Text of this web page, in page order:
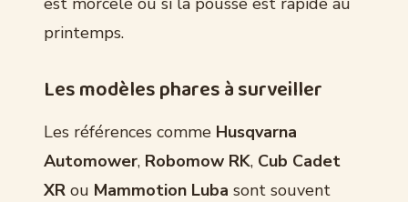
printemps.
Les modèles phares à surveiller
Les références comme Husqvarna
Automower, Robomow RK, Cub Cadet
XR ou Mammotion Luba sont souvent